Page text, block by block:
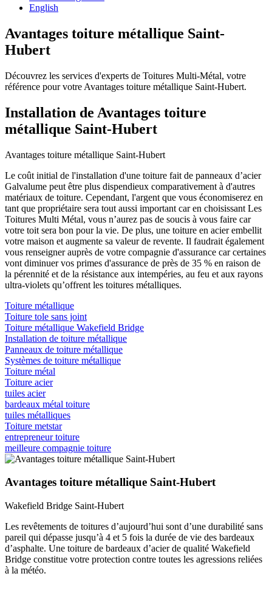
English
Avantages toiture métallique Saint-
Hubert
Découvrez les services d'experts de Toitures Multi-Métal, votre
référence pour votre Avantages toiture métallique Saint-Hubert.
Installation de Avantages toiture
métallique Saint-Hubert
Avantages toiture métallique Saint-Hubert
Le coût initial de l'installation d'une toiture fait de panneaux d’acier
Galvalume peut être plus dispendieux comparativement à d'autres
matériaux de toiture. Cependant, l'argent que vous économiserez en
tant que propriétaire sera tout aussi important car en choisissant Les
Toitures Multi Métal, vous n’aurez pas de soucis à vous faire car
votre toit sera bon pour la vie. De plus, une toiture en acier embellit
votre maison et augmente sa valeur de revente. Il faudrait également
vous renseigner auprès de votre compagnie d'assurance car certaines
vont diminuer vos primes d'assurance de près de 35 % en raison de
la pérennité et de la résistance aux intempéries, au feu et aux rayons
ultra-violets qu’offrent les toitures métalliques.
Toiture métallique
Toiture tole sans joint
Toiture métallique Wakefield Bridge
Installation de toiture métallique
Panneaux de toiture métallique
Systèmes de toiture métallique
Toiture métal
Toiture acier
tuiles acier
bardeaux métal toiture
tuiles métalliques
Toiture metstar
entrepreneur toiture
meilleure compagnie toiture
Avantages toiture métallique Saint-Hubert
Wakefield Bridge Saint-Hubert
Les revêtements de toitures d’aujourd’hui sont d’une durabilité sans
pareil qui dépasse jusqu’à 4 et 5 fois la durée de vie des bardeaux
d’asphalte. Une toiture de bardeaux d’acier de qualité Wakefield
Bridge constitue votre protection contre toutes les agressions reliées
à la météo.